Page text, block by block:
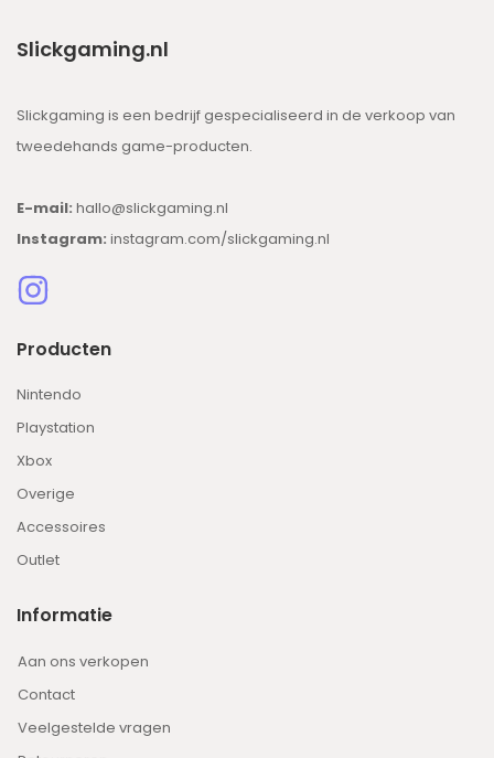
Slickgaming.nl
Slickgaming is een bedrijf gespecialiseerd in de verkoop van
tweedehands game-producten.
E-mail: hallo@slickgaming.nl
Instagram: instagram.com/slickgaming.nl
Producten
Nintendo
Playstation
Xbox
Overige
Accessoires
Outlet
Informatie
Aan ons verkopen
Contact
Veelgestelde vragen